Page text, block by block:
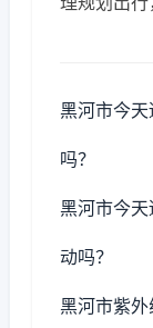
黑河市今
吗？
黑河市今
动吗？
黑河市紫外